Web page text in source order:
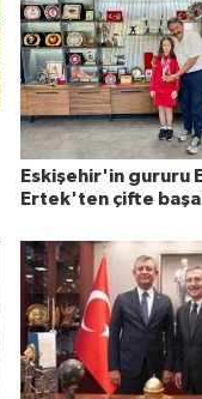
Eskişehir'in gururu
Ertek'ten çifte